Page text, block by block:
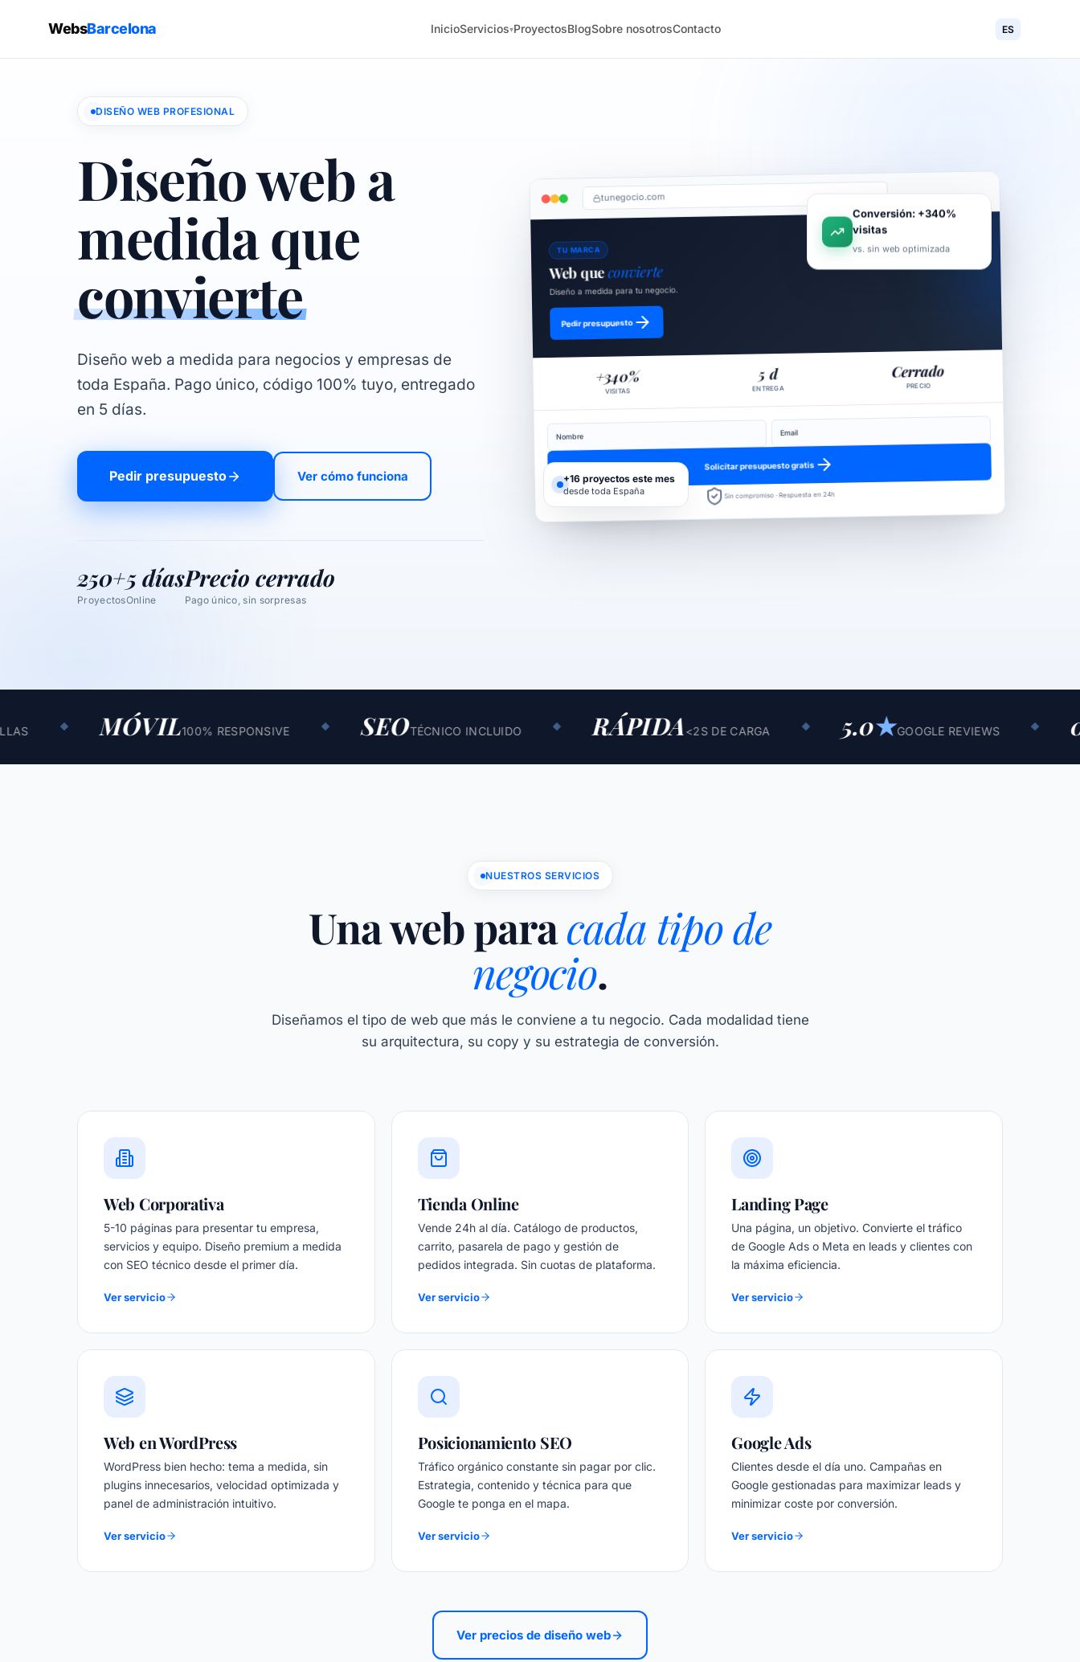
WebsBarcelona InicioServicios▾ProyectosBlogSobre nosotrosContacto ES
DISEÑO WEB PROFESIONAL
Diseño web a
medida que
convierte
Diseño web a medida para negocios y empresas de
toda España. Pago único, código 100% tuyo, entregado
en 5 días.
Pedir presupuesto Ver cómo funciona
250+
Proyectos
5 días
Online
Precio cerrado
Pago único, sin sorpresas
tunegocio.com
TU MARCA
Web queconvierte
Diseño a medida para tu negocio.
Pedir presupuesto
+340%
VISITAS
5 d
ENTREGA
Cerrado
PRECIO
Nombre Email
Solicitar presupuesto gratis
Sin compromiso · Respuesta en 24h
Conversión: +340%
visitas
vs. sin web optimizada
+16 proyectos este mes
desde toda España
◆ MÓVIL100% RESPONSIVE ◆ SEO TÉCNICO INCLUIDO ◆ RÁPIDA<2S DE CARGA ◆ 5.0 ★GOOGLE REVIEWS ◆ 0
NUESTROS SERVICIOS
Una web paracada tipo de
negocio.
Diseñamos el tipo de web que más le conviene a tu negocio. Cada modalidad tiene
su arquitectura, su copy y su estrategia de conversión.
Web Corporativa
5-10 páginas para presentar tu empresa,
servicios y equipo. Diseño premium a medida
con SEO técnico desde el primer día.
Ver servicio
Tienda Online
Vende 24h al día. Catálogo de productos,
carrito, pasarela de pago y gestión de
pedidos integrada. Sin cuotas de plataforma.
Ver servicio
Landing Page
Una página, un objetivo. Convierte el tráfico
de Google Ads o Meta en leads y clientes con
la máxima eficiencia.
Ver servicio
Web en WordPress
WordPress bien hecho: tema a medida, sin
plugins innecesarios, velocidad optimizada y
panel de administración intuitivo.
Ver servicio
Posicionamiento SEO
Tráfico orgánico constante sin pagar por clic.
Estrategia, contenido y técnica para que
Google te ponga en el mapa.
Ver servicio
Google Ads
Clientes desde el día uno. Campañas en
Google gestionadas para maximizar leads y
minimizar coste por conversión.
Ver servicio
Ver precios de diseño web